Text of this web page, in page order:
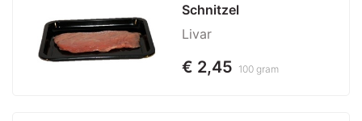
Schnitzel
Livar
€ 2,45 100 gram